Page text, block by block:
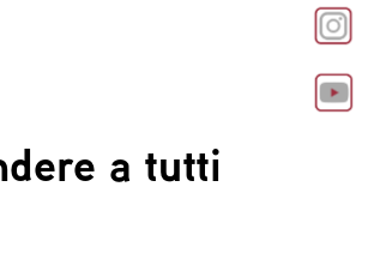
a tutti